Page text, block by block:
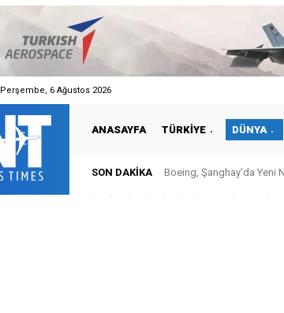
Perşembe, 6 Ağustos 2026
ANASAYFA TÜRKIYE DÜNYA
SON DAKIKA Boeing, Şanghay’da Yeni